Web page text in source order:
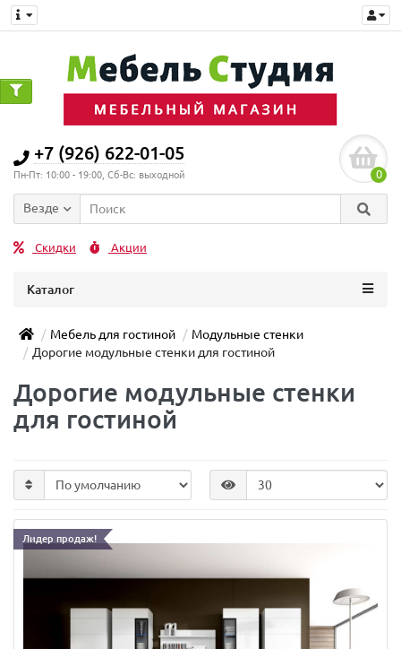
+7 (926) 622-01-05
Пн-Пт: 10:00 - 19:00, Сб-Вс: выходной 0
Везде
Скидки Акции
Каталог
Мебель для гостиной
Модульные стенки
Дорогие модульные стенки для гостиной
Дорогие модульные стенки
для гостиной
Лидер продаж!